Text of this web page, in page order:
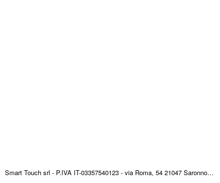
Smart Touch srl - P.IVA IT-03357540123 - via Roma, 54 21047 Saronno (VA) ITALY